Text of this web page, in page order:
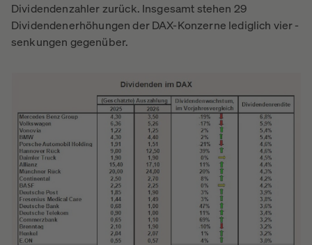
Dividendenzahler zurück. Insgesamt stehen 29
Dividendenerhöhungen der DAX-Konzerne lediglich vier -
senkungen gegenüber.